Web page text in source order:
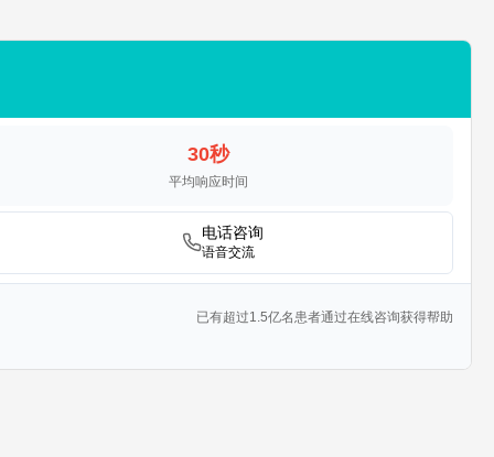
30秒
平均响应时间
电话咨询
语音交流
已有超过1.5亿名患者通过在线咨询获得帮助